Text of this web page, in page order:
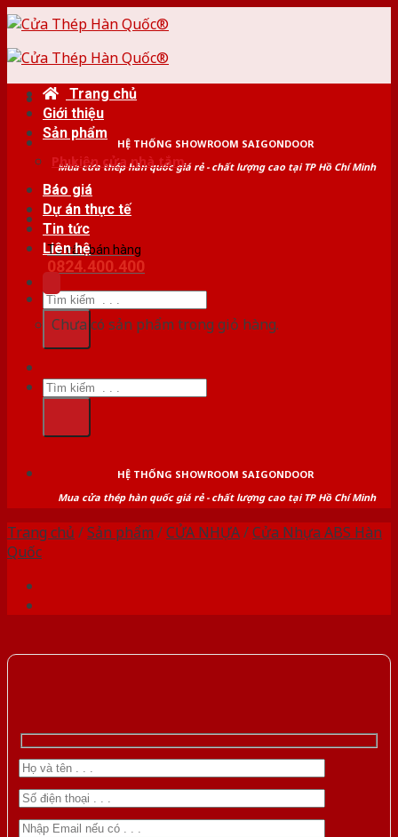
Skip
content
HỆ THỐNG SHOWROOM SAIGONDOOR
Mua cửa thép hàn quốc giá rẻ - chất lượng cao tại TP Hồ Chí Minh
Tư vấn bán hàng
0824.400.400
Tìm
kiếm:
Trang chủ
Giới thiệu
Sản phẩm
Phụ kiện cửa nhà tắm
Báo giá
Dự án thực tế
Tin tức
Liên hệ
Chưa có sản phẩm trong giỏ hàng.
Tìm
kiếm:
HỆ THỐNG SHOWROOM SAIGONDOOR
Mua cửa thép hàn quốc giá rẻ - chất lượng cao tại TP Hồ Chí Minh
Trang chủ /Sản phẩm /CỬA NHỰA/Cửa Nhựa ABS Hàn
Quốc